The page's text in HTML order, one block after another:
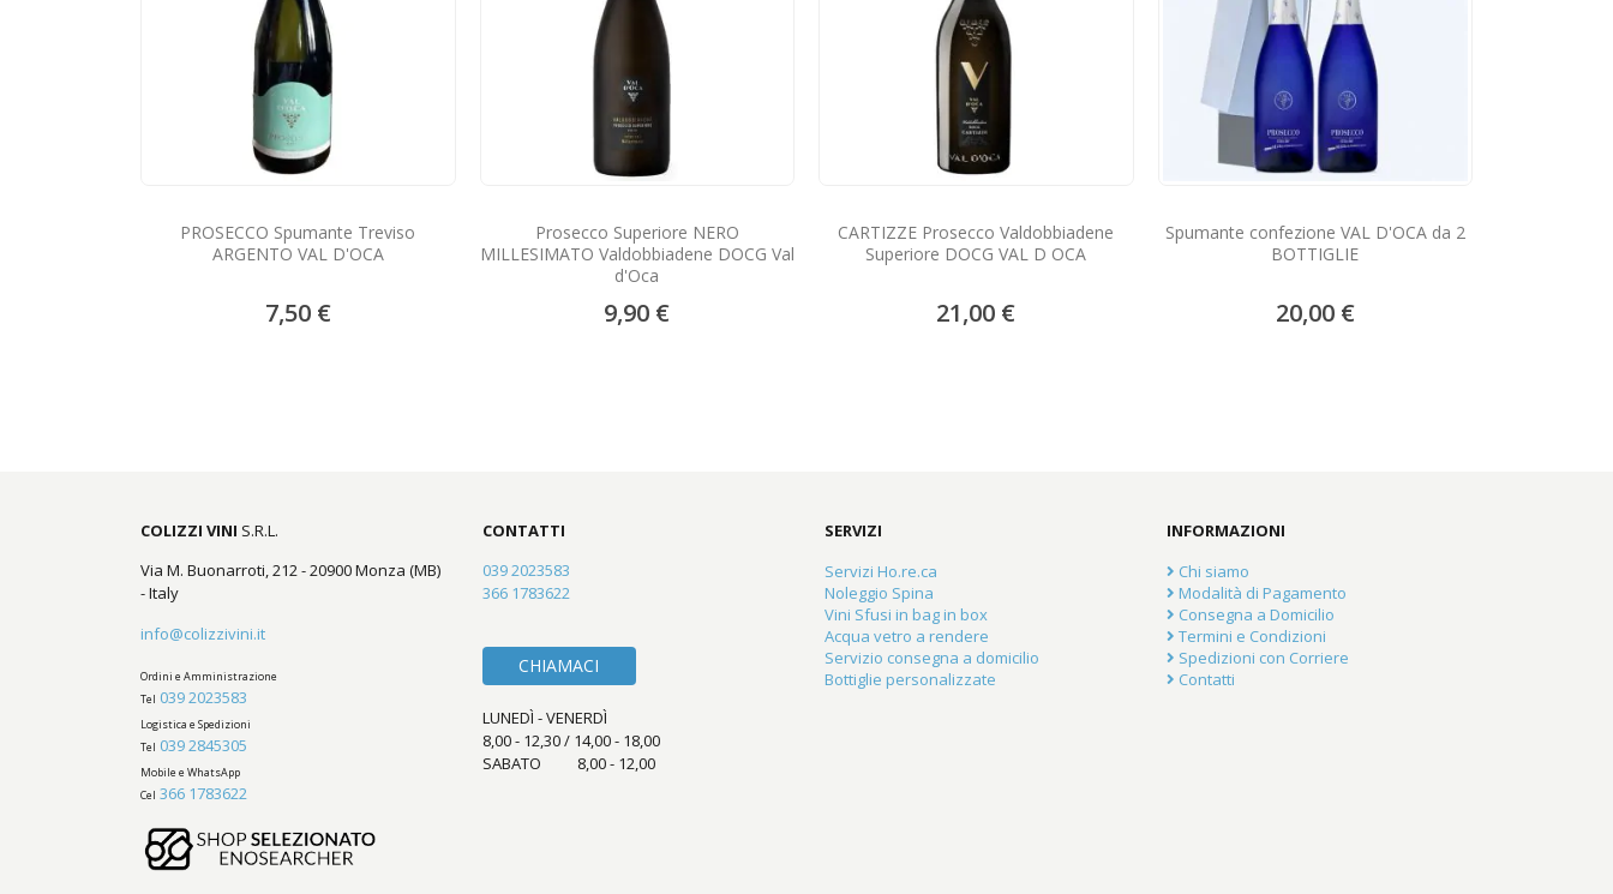
PROSECCO Spumante Treviso
ARGENTO VAL D'OCA
7,50 €
Prosecco Superiore NERO
MILLESIMATO Valdobbiadene DOCG Val
d'Oca
9,90 €
CARTIZZE Prosecco Valdobbiadene
Superiore DOCG VAL D OCA
21,00 €
Spumante confezione VAL D'OCA da 2
BOTTIGLIE
20,00 €
COLIZZI VINI S.R.L.
Via M. Buonarroti, 212 - 20900 Monza (MB)
- Italy
info@colizzivini.it
Ordini e Amministrazione
Tel 039 2023583
Logistica e Spedizioni
Tel 039 2845305
Mobile e WhatsApp
Cel 366 1783622
CONTATTI
039 2023583
366 1783622
CHIAMACI
LUNEDÌ - VENERDÌ
8,00 - 12,30 / 14,00 - 18,00
SABATO 8,00 - 12,00
SERVIZI
Servizi Ho.re.ca
Noleggio Spina
Vini Sfusi in bag in box
Acqua vetro a rendere
Servizio consegna a domicilio
Bottiglie personalizzate
INFORMAZIONI
Chi siamo
Modalità di Pagamento
Consegna a Domicilio
Termini e Condizioni
Spedizioni con Corriere
Contatti